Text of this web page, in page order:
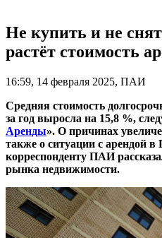
Не купить и не
растёт стоимость
16:59, 14 февраля 2025, ПАИ
Средняя стоимость
за год выросла на 15,8 %,
Аренды». О причинах
также о ситуации с арендой в
корреспонденту ПАИ
рынка недвижимости.